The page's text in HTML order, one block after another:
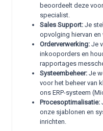
beoordeelt deze
specialist.
Sales Support: Je
opvolging hiervan
Orderverwerking: Je
inkooporders en
rapportages
Systeembeheer: Je
voor het beheer van
ons ERP-systeem
Procesoptimalisatie:
onze sjablonen en
inrichten.